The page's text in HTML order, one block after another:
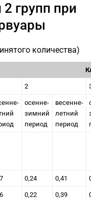
групп при
количества)
2
осенне-
зимний
период
весенне-
летний
период
0,24 0,41
0,22 0,39